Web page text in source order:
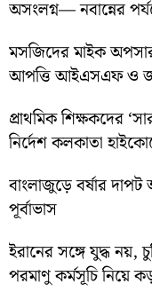
অসংলগ্ন— নবান্নের
মসজিদের মাইক
আপত্তি আইএসএফ ও
প্রাথমিক শিক্ষকদের
নির্দেশ কলকাতা
বাংলাজুড়ে বর্ষার দাপট
পূর্বাভাস
ইরানের সঙ্গে যুদ্ধ নয়,
পরমাণু কর্মসূচি নিয়ে